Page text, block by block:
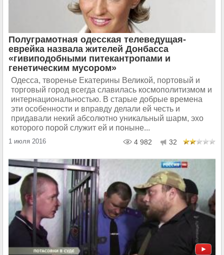
Полуграмотная одесская телеведущая-
еврейка назвала жителей Донбасса
«гивиподобными питекантропами и
генетическим мусором»
Одесса, творенье Екатерины Великой, портовый и
торговый город всегда славилась космополитизмом и
интернациональностью. В старые добрые времена
эти особенности и вправду делали ей честь и
придавали некий абсолютно уникальный шарм, эхо
которого порой служит ей и поныне...
1 июля 2016 4 982 32